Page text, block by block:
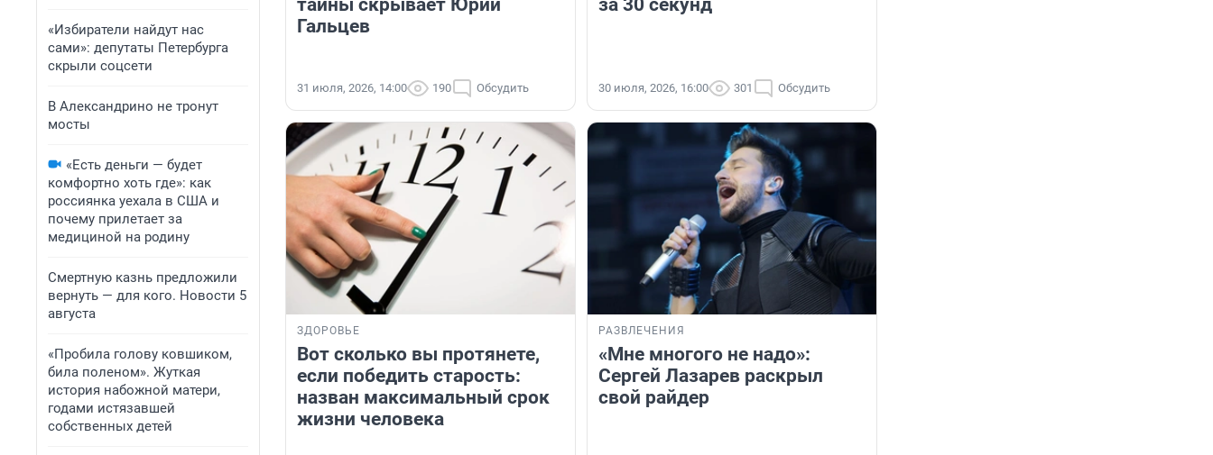
«Избиратели найдут нас
сами»: депутаты Петербурга
скрыли соцсети
В Александрино не тронут
мосты
«Есть деньги — будет
комфортно хоть где»: как
россиянка уехала в США и
почему прилетает за
медициной на родину
Смертную казнь предложили
вернуть — для кого. Новости 5
августа
«Пробила голову ковшиком,
била поленом». Жуткая
история набожной матери,
годами истязавшей
собственных детей
тайны скрывает Юрий
Гальцев
31 июля, 2026, 14:00 190 Обсудить
за 30 секунд
30 июля, 2026, 16:00 301 Обсудить
ЗДОРОВЬЕ
Вот сколько вы протянете,
если победить старость:
назван максимальный срок
жизни человека
РАЗВЛЕЧЕНИЯ
«Мне многого не надо»:
Сергей Лазарев раскрыл
свой райдер